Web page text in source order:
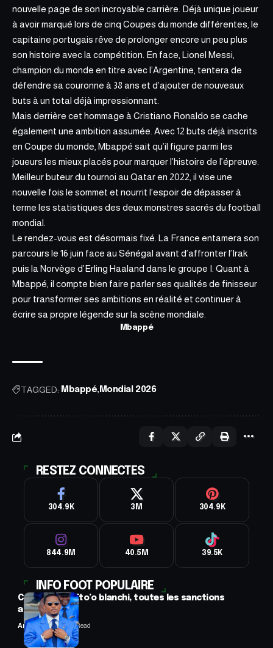
nouvelle page de son incroyable carrière. Déjà unique joueur
à avoir marqué lors de cinq Coupes du monde différentes, le
capitaine portugais rêve de prolonger encore un peu plus
son histoire avec la compétition. En face, Lionel Messi,
champion du monde en titre avec l’Argentine, tentera de
défendre sa couronne à 38 ans et d’ajouter de nouveaux
buts à un total déjà impressionnant.
Mais derrière cet hommage à Cristiano Ronaldo se cache
également une ambition assumée. Avec 12 buts déjà inscrits
en Coupe du monde, Mbappé sait qu’il figure parmi les
joueurs les mieux placés pour marquer l’histoire de l’épreuve.
Meilleur buteur du tournoi au Qatar en 2022, il vise une
nouvelle fois le sommet et nourrit l’espoir de dépasser à
terme les statistiques des deux monstres sacrés du football
mondial.
Le rendez-vous est désormais fixé. La France entamera son
parcours le 16 juin face au Sénégal avant d’affronter l’Irak
puis la Norvège d’Erling Haaland dans le groupe I. Quant à
Mbappé, il compte bien faire parler ses qualités de finisseur
pour transformer ses ambitions en réalité et continuer à
écrire sa propre légende sur la scène mondiale.
Mbappé
TAGGED: Mbappé Mondial 2026
RESTEZ CONNECTES
304.9K 3M 304.9K
844.9M 40.5M 39.5K
INFO FOOT POPULAIRE
CAF : Samuel Eto’o blanchi, toutes les sanctions
annulées
Anselme AVI2 Min Read